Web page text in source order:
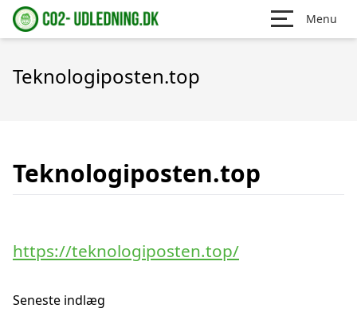
Menu
Teknologiposten.top
Teknologiposten.top
https://teknologiposten.top/
Seneste indlæg